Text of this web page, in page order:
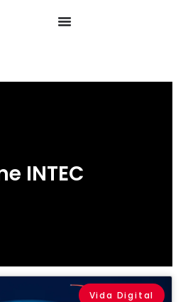
INTEC
Vida Digital